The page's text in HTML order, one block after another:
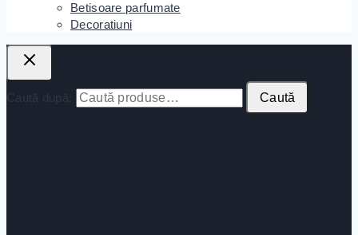
Betisoare parfumate
Decoratiuni
Caută după: Caută